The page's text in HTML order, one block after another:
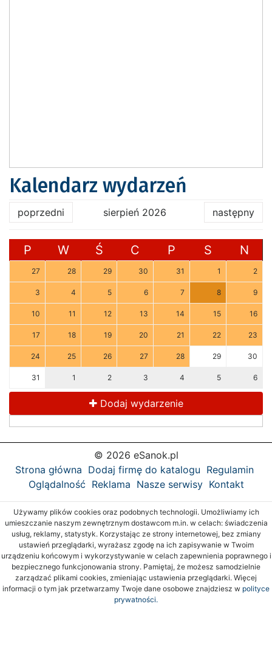
Kalendarz wydarzeń
poprzedni sierpień 2026 następny
P W Ś C P S N
27 28 29 30 31 1 2
3 4 5 6 7 8 9
10 11 12 13 14 15 16
17 18 19 20 21 22 23
24 25 26 27 28 29 30
31 1 2 3 4 5 6
Dodaj wydarzenie
© 2026 eSanok.pl
Strona główna Dodaj firmę do katalogu Regulamin
Oglądalność Reklama Nasze serwisy Kontakt
Używamy plików cookies oraz podobnych technologii. Umożliwiamy ich
umieszczanie naszym zewnętrznym dostawcom m.in. w celach: świadczenia
usług, reklamy, statystyk. Korzystając ze strony internetowej, bez zmiany
ustawień przeglądarki, wyrażasz zgodę na ich zapisywanie w Twoim
urządzeniu końcowym i wykorzystywanie w celach zapewnienia poprawnego i
bezpiecznego funkcjonowania strony. Pamiętaj, że możesz samodzielnie
zarządzać plikami cookies, zmieniając ustawienia przeglądarki. Więcej
informacji o tym jak przetwarzamy Twoje dane osobowe znajdziesz w polityce
prywatności.